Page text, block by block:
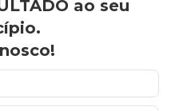
ao seu